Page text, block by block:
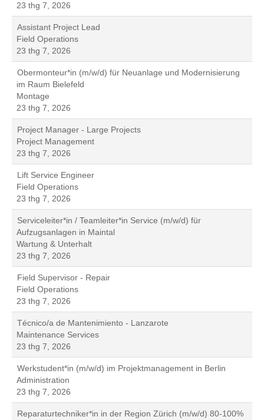
23 thg 7, 2026
Assistant Project Lead
Field Operations
23 thg 7, 2026
Obermonteur*in (m/w/d) für Neuanlage und Modernisierung
im Raum Bielefeld
Montage
23 thg 7, 2026
Project Manager - Large Projects
Project Management
23 thg 7, 2026
Lift Service Engineer
Field Operations
23 thg 7, 2026
Serviceleiter*in / Teamleiter*in Service (m/w/d) für
Aufzugsanlagen in Maintal
Wartung & Unterhalt
23 thg 7, 2026
Field Supervisor - Repair
Field Operations
23 thg 7, 2026
Técnico/a de Mantenimiento - Lanzarote
Maintenance Services
23 thg 7, 2026
Werkstudent*in (m/w/d) im Projektmanagement in Berlin
Administration
23 thg 7, 2026
Reparaturtechniker*in in der Region Zürich (m/w/d) 80-100%